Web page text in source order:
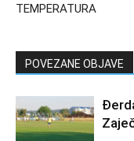
TEMPERATURA
POVEZANE OBJAVE